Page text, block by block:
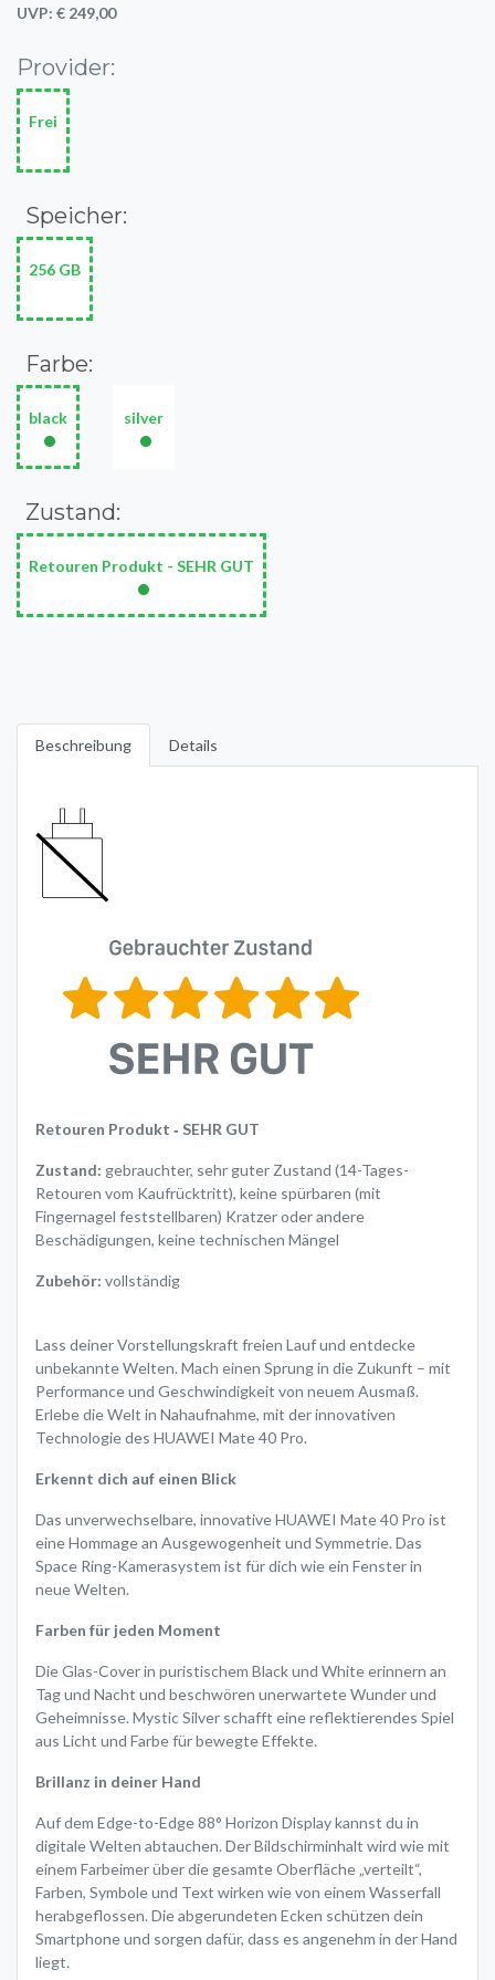
UVP: € 249,00
Provider:
Frei
Speicher:
256 GB
Farbe:
black
•
silver
•
Zustand:
Retouren Produkt - SEHR GUT
•
Beschreibung Details
Retouren Produkt ‐ SEHR GUT
Zustand: gebrauchter, sehr guter Zustand (14-Tages-
Retouren vom Kaufrücktritt), keine spürbaren (mit
Fingernagel feststellbaren) Kratzer oder andere
Beschädigungen, keine technischen Mängel
Zubehör: vollständig
Lass deiner Vorstellungskraft freien Lauf und entdecke
unbekannte Welten. Mach einen Sprung in die Zukunft – mit
Performance und Geschwindigkeit von neuem Ausmaß.
Erlebe die Welt in Nahaufnahme, mit der innovativen
Technologie des HUAWEI Mate 40 Pro.
Erkennt dich auf einen Blick
Das unverwechselbare, innovative HUAWEI Mate 40 Pro ist
eine Hommage an Ausgewogenheit und Symmetrie. Das
Space Ring-Kamerasystem ist für dich wie ein Fenster in
neue Welten.
Farben für jeden Moment
Die Glas-Cover in puristischem Black und White erinnern an
Tag und Nacht und beschwören unerwartete Wunder und
Geheimnisse. Mystic Silver schafft eine reflektierendes Spiel
aus Licht und Farbe für bewegte Effekte.
Brillanz in deiner Hand
Auf dem Edge-to-Edge 88° Horizon Display kannst du in
digitale Welten abtauchen. Der Bildschirminhalt wird wie mit
einem Farbeimer über die gesamte Oberfläche „verteilt“,
Farben, Symbole und Text wirken wie von einem Wasserfall
herabgeflossen. Die abgerundeten Ecken schützen dein
Smartphone und sorgen dafür, dass es angenehm in der Hand
liegt.